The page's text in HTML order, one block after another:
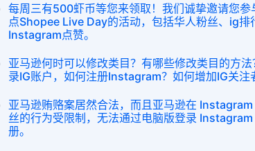
每周三有500虾币等您来领取！我们诚挚邀请您参
点Shopee Live Day的活动，包括华人粉丝、ig排
Instagram点赞。
亚马逊何时可以修改类目？有哪些修改类目的方
录IG账户，如何注册Instagram？如何增加IG关注
亚马逊贿赂案居然合法，而且亚马逊在
丝的行为受限制，无法通过电脑版登录 Instagram
册。